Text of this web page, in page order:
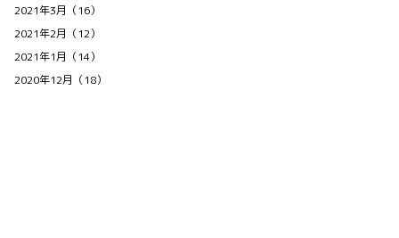
2021年3月（16）
2021年2月（12）
2021年1月（14）
2020年12月（18）